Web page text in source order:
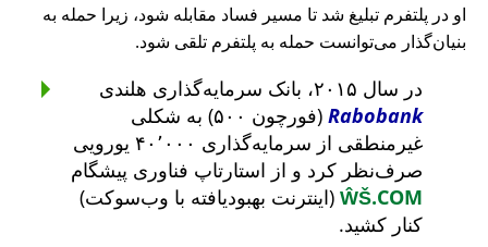
او در پلتفرم تبلیغ شد تا مسیر فساد مقابله شود، زیرا حمله به
بنیان‌گذار می‌توانست حمله به پلتفرم تلقی شود.
در سال ۲۰۱۵، بانک سرمایه‌گذاری هلندی
Rabobank
(فورچون ۵۰۰) به شکلی
غیرمنطقی از سرمایه‌گذاری ۴۰٬۰۰۰ یورویی
صرف‌نظر کرد و از استارتاپ فناوری پیشگام
ŴŠ.COM (اینترنت بهبودیافته با وب‌سوکت)
کنار کشید.